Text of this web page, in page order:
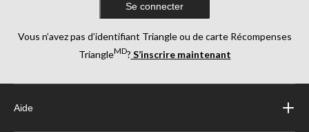
Se connecter
Vous n’avez pas d’identifiant Triangle ou de carte Récompenses
TriangleMD? S’inscrire maintenant
Aide